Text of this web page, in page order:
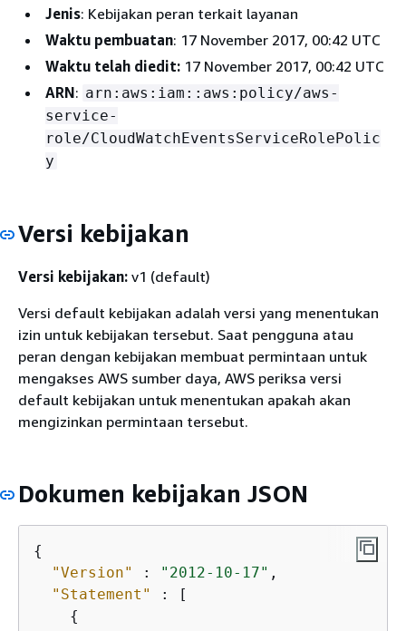
Jenis: Kebijakan peran terkait layanan
Waktu pembuatan: 17 November 2017, 00:42 UTC
Waktu telah diedit: 17 November 2017, 00:42 UTC
ARN: arn:aws:iam::aws:policy/aws-
service-
role/CloudWatchEventsServiceRolePolic
y
Versi kebijakan
Versi kebijakan: v1 (default)
Versi default kebijakan adalah versi yang menentukan
izin untuk kebijakan tersebut. Saat pengguna atau
peran dengan kebijakan membuat permintaan untuk
mengakses AWS sumber daya, AWS periksa versi
default kebijakan untuk menentukan apakah akan
mengizinkan permintaan tersebut.
Dokumen kebijakan JSON
{
"Version"
: "2012-10-17" ,
"Statement"
: [
{